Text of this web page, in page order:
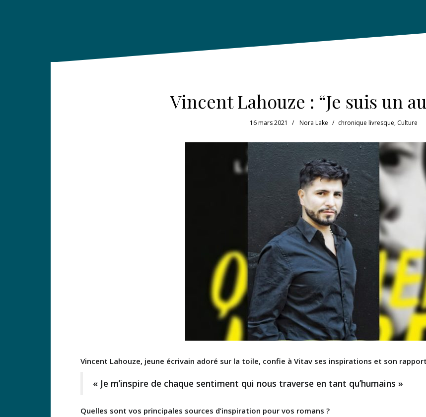
Vincent Lahouze : “Je suis un
16 mars 2021 Nora Lake chronique livresque, Culture
Vincent Lahouze, jeune écrivain adoré sur la toile, confie à Vitav ses inspirations et son
« Je m’inspire de chaque sentiment qui nous traverse en tant qu’humains »
Quelles sont vos principales sources d’inspiration pour vos romans ?